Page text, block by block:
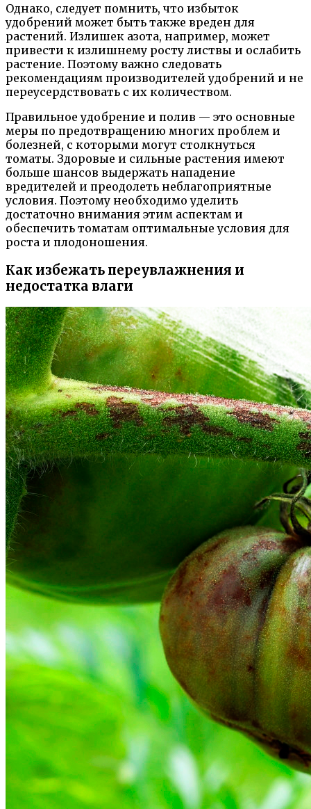
Однако, следует помнить, что избыток
удобрений может быть также вреден для
растений. Излишек азота, например, может
привести к излишнему росту листвы и ослабить
растение. Поэтому важно следовать
рекомендациям производителей удобрений и не
переусердствовать с их количеством.
Правильное удобрение и полив — это основные
меры по предотвращению многих проблем и
болезней, с которыми могут столкнуться
томаты. Здоровые и сильные растения имеют
больше шансов выдержать нападение
вредителей и преодолеть неблагоприятные
условия. Поэтому необходимо уделить
достаточно внимания этим аспектам и
обеспечить томатам оптимальные условия для
роста и плодоношения.
Как избежать переувлажнения и
недостатка влаги